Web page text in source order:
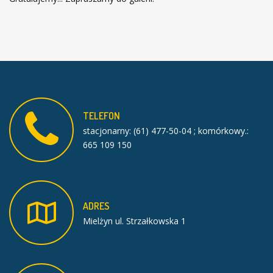
TELEFON
stacjonarny: (61) 477-50-04 ; komórkowy.:
665 109 150
ADRES
Mielżyn ul. Strzałkowska 1